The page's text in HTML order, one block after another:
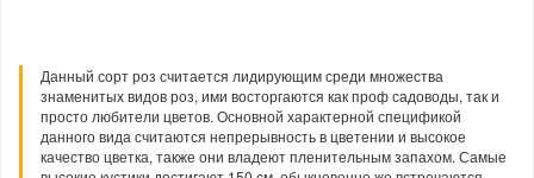
Данный сорт роз считается лидирующим среди множества
знаменитых видов роз, ими восторгаются как проф садоводы, так и
просто любители цветов. Основной характерной спецификой
данного вида считаются непрерывность в цветении и высокое
качество цветка, также они владеют пленительным запахом. Самые